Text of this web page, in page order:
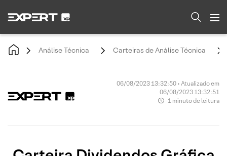
Análise Técnica Carteiras de Análise Técnica
06/08/2023 13:32:50 • Atualizado em
06/08/2023 13:32:51
1 minuto de leitura